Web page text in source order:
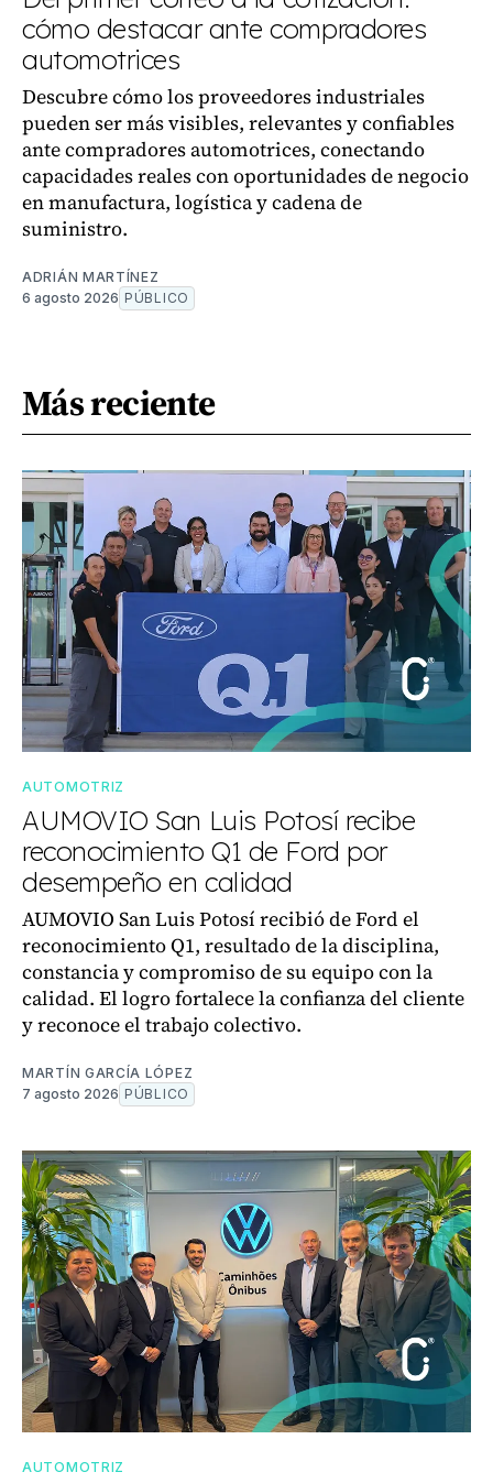
cómo destacar ante compradores
automotrices
Descubre cómo los proveedores industriales
pueden ser más visibles, relevantes y confiables
ante compradores automotrices, conectando
capacidades reales con oportunidades de negocio
en manufactura, logística y cadena de
suministro.
ADRIÁN MARTÍNEZ
6 agosto 2026 PÚBLICO
Más reciente
AUTOMOTRIZ
AUMOVIO San Luis Potosí recibe
reconocimiento Q1 de Ford por
desempeño en calidad
AUMOVIO San Luis Potosí recibió de Ford el
reconocimiento Q1, resultado de la disciplina,
constancia y compromiso de su equipo con la
calidad. El logro fortalece la confianza del cliente
y reconoce el trabajo colectivo.
MARTÍN GARCÍA LÓPEZ
7 agosto 2026 PÚBLICO
AUTOMOTRIZ